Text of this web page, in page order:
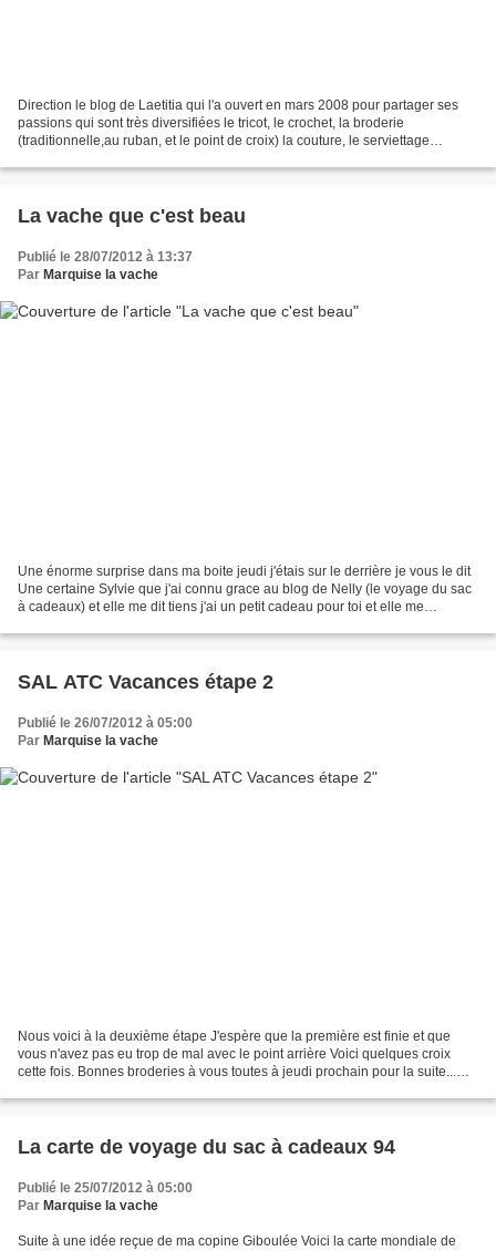
Direction le blog de Laetitia qui l'a ouvert en mars 2008 pour partager ses
passions qui sont très diversifiées le tricot, le crochet, la broderie
(traditionnelle,au ruban, et le point de croix) la couture, le serviettage
La vache que c'est beau
Publié le 28/07/2012 à 13:37
Par Marquise la vache
Une énorme surprise dans ma boite jeudi j'étais sur le derrière je vous le dit
Une certaine Sylvie que j'ai connu grace au blog de Nelly (le voyage du sac
à cadeaux) et elle me dit tiens j'ai un petit cadeau pour toi et elle me
SAL ATC Vacances étape 2
Publié le 26/07/2012 à 05:00
Par Marquise la vache
Nous voici à la deuxième étape J'espère que la première est finie et que
vous n'avez pas eu trop de mal avec le point arrière Voici quelques croix
cette fois. Bonnes broderies à vous toutes à jeudi prochain pour la suite...
La carte de voyage du sac à cadeaux 94
Publié le 25/07/2012 à 05:00
Par Marquise la vache
Suite à une idée reçue de ma copine Giboulée Voici la carte mondiale de